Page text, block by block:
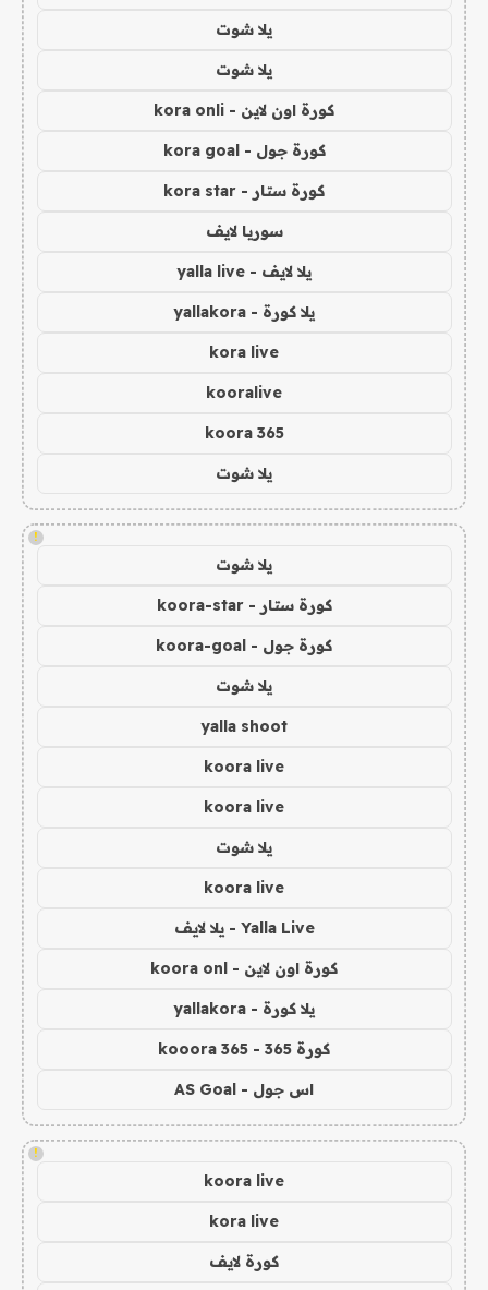
يلا شوت
يلا شوت
كورة اون لاين - kora onli
كورة جول - kora goal
كورة ستار - kora star
سوريا لايف
يلا لايف - yalla live
يلا كورة - yallakora
kora live
kooralive
koora 365
يلا شوت
!
يلا شوت
كورة ستار - koora-star
كورة جول - koora-goal
يلا شوت
yalla shoot
koora live
koora live
يلا شوت
koora live
Yalla Live - يلا لايف
كورة اون لاين - koora onl
يلا كورة - yallakora
كورة 365 - kooora 365
اس جول - AS Goal
!
koora live
kora live
كورة لايف